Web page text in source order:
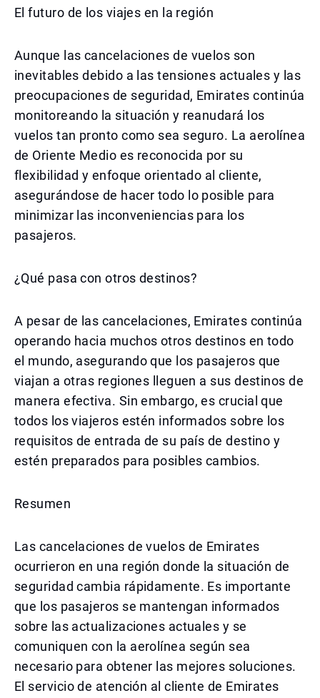
El futuro de los viajes en la región
Aunque las cancelaciones de vuelos son
inevitables debido a las tensiones actuales y las
preocupaciones de seguridad, Emirates continúa
monitoreando la situación y reanudará los
vuelos tan pronto como sea seguro. La aerolínea
de Oriente Medio es reconocida por su
flexibilidad y enfoque orientado al cliente,
asegurándose de hacer todo lo posible para
minimizar las inconveniencias para los
pasajeros.
¿Qué pasa con otros destinos?
A pesar de las cancelaciones, Emirates continúa
operando hacia muchos otros destinos en todo
el mundo, asegurando que los pasajeros que
viajan a otras regiones lleguen a sus destinos de
manera efectiva. Sin embargo, es crucial que
todos los viajeros estén informados sobre los
requisitos de entrada de su país de destino y
estén preparados para posibles cambios.
Resumen
Las cancelaciones de vuelos de Emirates
ocurrieron en una región donde la situación de
seguridad cambia rápidamente. Es importante
que los pasajeros se mantengan informados
sobre las actualizaciones actuales y se
comuniquen con la aerolínea según sea
necesario para obtener las mejores soluciones.
El servicio de atención al cliente de Emirates